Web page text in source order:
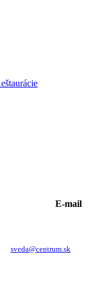
E-mail
sveda@centrum.sk